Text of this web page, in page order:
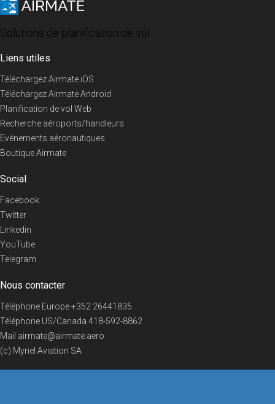
Solutions de planification de vol
Liens utiles
Téléchargez Airmate iOS
Téléchargez Airmate Android
Planification de vol Web
Recherche aéroports/handleurs
Evénements aéronautiques
Boutique Airmate
Social
Facebook
Twitter
Linkedin
YouTube
Telegram
Nous contacter
Téléphone Europe+352 26441835
Téléphone US/Canada 418-592-8862
Mail airmate@airmate.aero
(c) Myriel Aviation SA